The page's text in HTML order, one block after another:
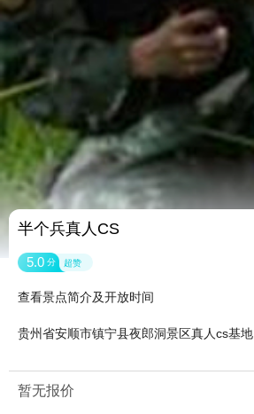
半个兵真人CS
5.0 分 超赞
查看景点简介及开放时间
贵州省安顺市镇宁县夜郎洞景区真人cs基地
暂无报价